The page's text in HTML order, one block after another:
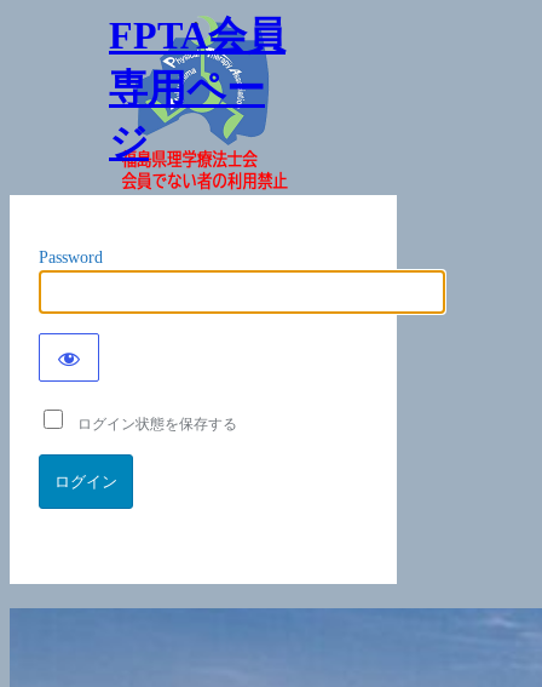
FPTA会員
専用ペー
ジ
Password
ログイン状態を保存する